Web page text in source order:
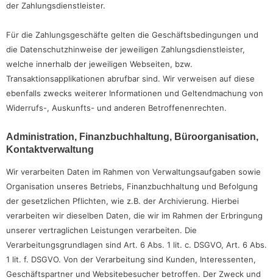
der Zahlungsdienstleister.
Für die Zahlungsgeschäfte gelten die Geschäftsbedingungen und
die Datenschutzhinweise der jeweiligen Zahlungsdienstleister,
welche innerhalb der jeweiligen Webseiten, bzw.
Transaktionsapplikationen abrufbar sind. Wir verweisen auf diese
ebenfalls zwecks weiterer Informationen und Geltendmachung von
Widerrufs-, Auskunfts- und anderen Betroffenenrechten.
Administration, Finanzbuchhaltung, Büroorganisation,
Kontaktverwaltung
Wir verarbeiten Daten im Rahmen von Verwaltungsaufgaben sowie
Organisation unseres Betriebs, Finanzbuchhaltung und Befolgung
der gesetzlichen Pflichten, wie z.B. der Archivierung. Hierbei
verarbeiten wir dieselben Daten, die wir im Rahmen der Erbringung
unserer vertraglichen Leistungen verarbeiten. Die
Verarbeitungsgrundlagen sind Art. 6 Abs. 1 lit. c. DSGVO, Art. 6 Abs.
1 lit. f. DSGVO. Von der Verarbeitung sind Kunden, Interessenten,
Geschäftspartner und Websitebesucher betroffen. Der Zweck und